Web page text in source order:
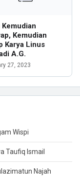
Kemudian
Kemudian
Karya Linus
A.G.
27, 2023
Wispi
Taufiq Ismail
Najah